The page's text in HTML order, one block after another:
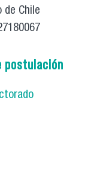
de Chile
postulación